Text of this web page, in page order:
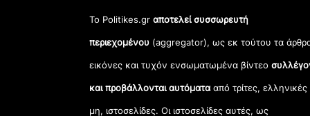
Το Politikes.grαποτελεί συσσωρευτή
περιεχομένου (aggregator), ως εκ τούτου τα
εικόνες και τυχόν ενσωματωμένα βίντεο
και προβάλλονται αυτόματααπό τρίτες, ελληνικές
μη, ιστοσελίδες. Οι ιστοσελίδες αυτές, ως